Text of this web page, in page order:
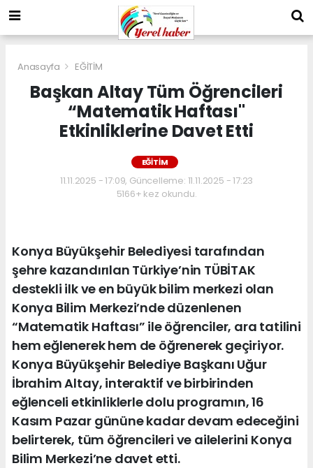
Anasayfa EĞİTİM
Başkan Altay Tüm Öğrencileri
“Matematik Haftası"
Etkinliklerine Davet Etti
EĞİTİM
11.11.2025 - 17:09, Güncelleme: 11.11.2025 - 17:23
5166+ kez okundu.
Konya Büyükşehir Belediyesi tarafından
şehre kazandırılan Türkiye’nin TÜBİTAK
destekli ilk ve en büyük bilim merkezi olan
Konya Bilim Merkezi’nde düzenlenen
“Matematik Haftası” ile öğrenciler, ara tatilini
hem eğlenerek hem de öğrenerek geçiriyor.
Konya Büyükşehir Belediye Başkanı Uğur
İbrahim Altay, interaktif ve birbirinden
eğlenceli etkinliklerle dolu programın, 16
Kasım Pazar gününe kadar devam edeceğini
belirterek, tüm öğrencileri ve ailelerini Konya
Bilim Merkezi’ne davet etti.